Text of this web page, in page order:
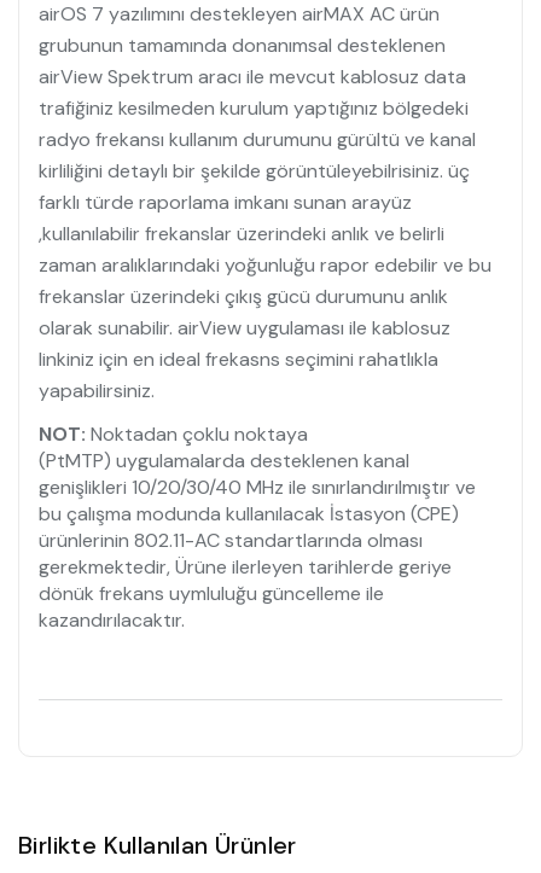
airOS 7 yazılımını destekleyen airMAX AC ürün
grubunun tamamında donanımsal desteklenen
airView Spektrum aracı ile mevcut kablosuz data
trafiğiniz kesilmeden kurulum yaptığınız bölgedeki
radyo frekansı kullanım durumunu gürültü ve kanal
kirliliğini detaylı bir şekilde görüntüleyebilrisiniz. üç
farklı türde raporlama imkanı sunan arayüz
,kullanılabilir frekanslar üzerindeki anlık ve belirli
zaman aralıklarındaki yoğunluğu rapor edebilir ve bu
frekanslar üzerindeki çıkış gücü durumunu anlık
olarak sunabilir. airView uygulaması ile kablosuz
linkiniz için en ideal frekasns seçimini rahatlıkla
yapabilirsiniz.
NOT: Noktadan çoklu noktaya
(PtMTP) uygulamalarda desteklenen kanal
genişlikleri 10/20/30/40 MHz ile sınırlandırılmıştır ve
bu çalışma modunda kullanılacak İstasyon (CPE)
ürünlerinin 802.11-AC standartlarında olması
gerekmektedir, Ürüne ilerleyen tarihlerde geriye
dönük frekans uymluluğu güncelleme ile
kazandırılacaktır.
Birlikte Kullanılan Ürünler
Satın Al